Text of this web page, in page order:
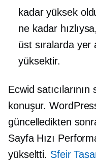
kadar yüksek
ne kadar
üst sıralarda yer
yüksektir.
Ecwid
konuşur.
güncelledikten
Sayfa Hızı
yükseltti. Sfeir